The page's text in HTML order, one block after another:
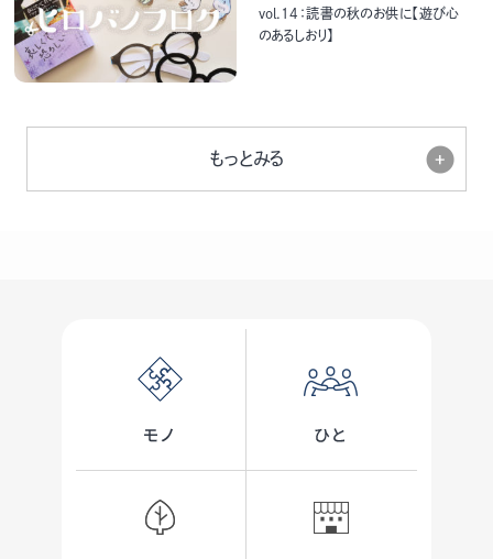
vol.14：読書の秋のお供に【遊び心
のあるしおり】
もっとみる